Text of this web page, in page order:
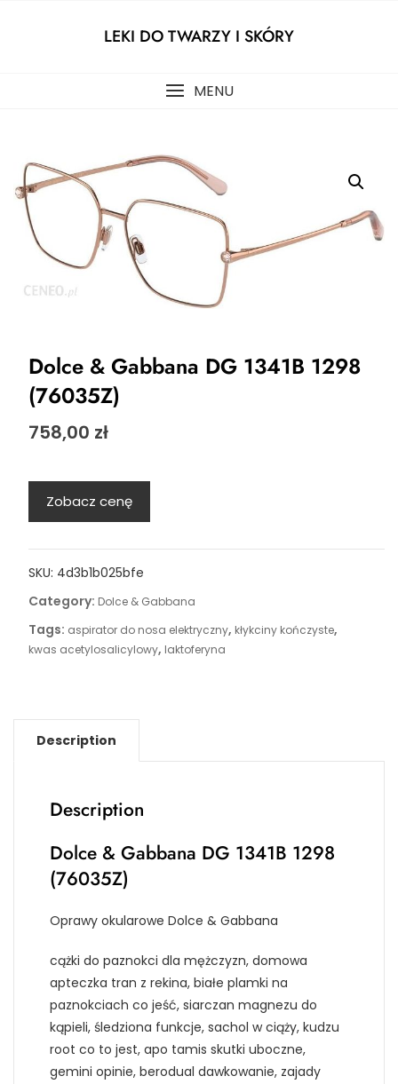
LEKI DO TWARZY I SKÓRY
MENU
Dolce & Gabbana DG 1341B 1298
(76035Z)
758,00 zł
Zobacz cenę
SKU: 4d3b1b025bfe
Category: Dolce & Gabbana
Tags: aspirator do nosa elektryczny, kłykciny kończyste,
kwas acetylosalicylowy, laktoferyna
Description
Description
Dolce & Gabbana DG 1341B 1298
(76035Z)
Oprawy okularowe Dolce & Gabbana
cążki do paznokci dla mężczyzn, domowa
apteczka tran z rekina, białe plamki na
paznokciach co jeść, siarczan magnezu do
kąpieli, śledziona funkcje, sachol w ciąży, kudzu
root co to jest, apo tamis skutki uboczne,
gemini opinie, berodual dawkowanie, zajady